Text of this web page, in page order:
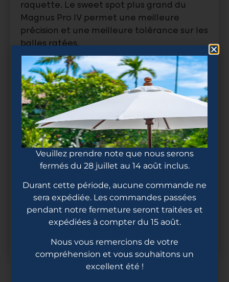
raquette. Le sweet spot plus grand du
Magnus Pro IV permet une meilleure
précision et une meilleure tolérance sur les
balles ratées.
La raquette de pickleball JOOLA Tyson
McGuffin Magnus Pro IV 16 mm est certifiée
UPA-A pro et USAP PBCoR .43.
Épaisseur
14mm 16mm
Ajouter au panier
Veuillez prendre note que nous serons
fermés du 28 juillet au 14 août inclus.
Durant cette période, aucune commande ne
sera expédiée. Les commandes passées
pendant notre fermeture seront traitées et
expédiées à compter du 15 août.
Nous vous remercions de votre
compréhension et vous souhaitons un
excellent été !